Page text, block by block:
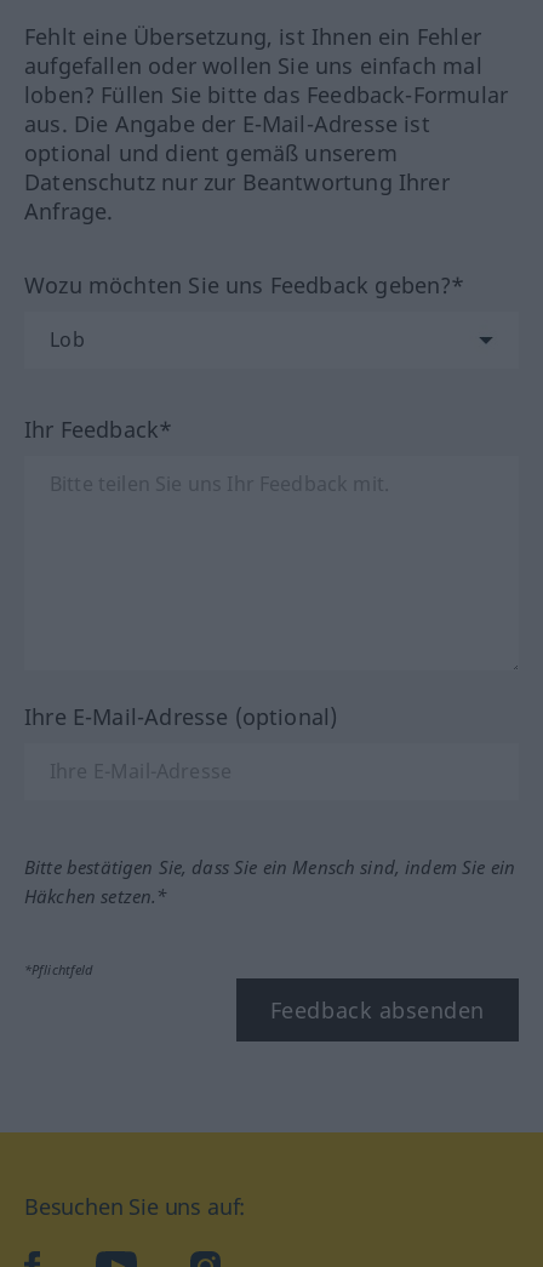
Fehlt eine Übersetzung, ist Ihnen ein Fehler
aufgefallen oder wollen Sie uns einfach mal
loben? Füllen Sie bitte das Feedback-Formular
aus. Die Angabe der E-Mail-Adresse ist
optional und dient gemäß unserem
Datenschutz nur zur Beantwortung Ihrer
Anfrage.
Wozu möchten Sie uns Feedback geben?*
Ihr Feedback*
Ihre E-Mail-Adresse (optional)
Bitte bestätigen Sie, dass Sie ein Mensch sind, indem Sie ein
Häkchen setzen.*
*Pflichtfeld
Feedback absenden
Besuchen Sie uns auf: